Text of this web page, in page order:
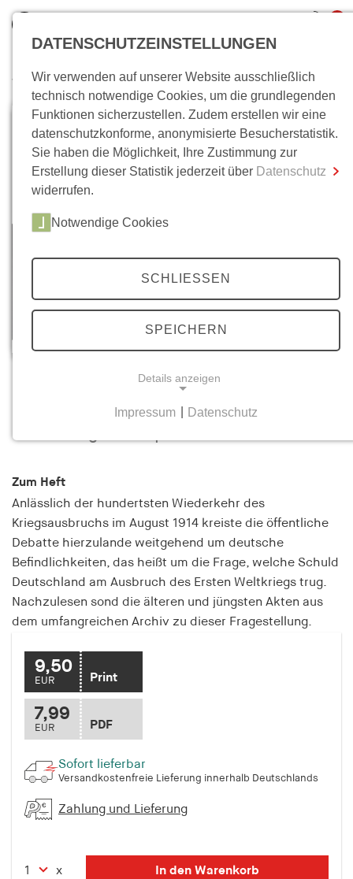
inkl. MwSt.
0,00 €
Zum Warenkorb Zur Kasse
Wo bin ich?
Kriegsschuld und demokratischer
Heft 4 August/September 2014
Zum Heft
Anlässlich der hundertsten Wiederkehr des
Kriegsausbruchs im August 1914 kreiste die öffentliche
Debatte hierzulande weitgehend um deutsche
Befindlichkeiten, das heißt um die Frage, welche Schuld
Deutschland am Ausbruch des Ersten Weltkriegs trug.
Nachzulesen sond die älteren und jüngsten Akten aus
dem umfangreichen Archiv zu dieser Fragestellung.
9,50
EUR Print
7,99
EUR PDF
Sofort lieferbar
Versandkostenfreie Lieferung innerhalb Deutschlands
Zahlung und Lieferung
x In den Warenkorb
DATENSCHUTZEINSTELLUNGEN
Wir verwenden auf unserer Website ausschließlich
technisch notwendige Cookies, um die grundlegenden
Funktionen sicherzustellen. Zudem erstellen wir eine
datenschutzkonforme, anonymisierte Besucherstatistik.
Sie haben die Möglichkeit, Ihre Zustimmung zur
Erstellung dieser Statistik jederzeit über Datenschutz
widerrufen.
Notwendige Cookies
SCHLIESSEN
SPEICHERN
Details anzeigen
wie Seitennavigation und Zugriff auf sichere
Bereiche der Webseite ermöglichen. Die Webseite
kann ohne diese Cookies nicht richtig
funktionieren.
cookie_consent
cookie_consent
Anbieter:
hamburger-edition.de
Zweck:
Speichert den Zustimmungsstatus des Benutzers
für Cookies auf der aktuellen Domäne.
Cookie Laufzeit:
1 Jahr
Impressum Datenschutz